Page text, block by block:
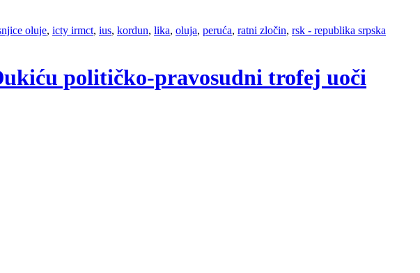
oluje, icty irmct, ius, kordun, lika, oluja, peruća, ratni zločin, rsk - republika srpska
političko-pravosudni trofej uoči